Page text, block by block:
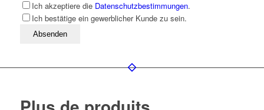
Ich akzeptiere die Datenschutzbestimmungen.
Ich bestätige ein gewerblicher Kunde zu sein.
Bitte lassen Sie dieses Feld leer